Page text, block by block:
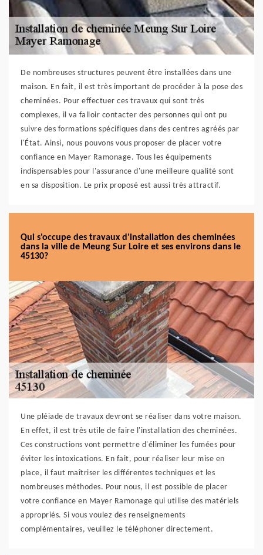
De nombreuses structures peuvent être installées dans une
maison. En fait, il est très important de procéder à la pose des
cheminées. Pour effectuer ces travaux qui sont très
complexes, il va falloir contacter des personnes qui ont pu
suivre des formations spécifiques dans des centres agréés par
l'État. Ainsi, nous pouvons vous proposer de placer votre
confiance en Mayer Ramonage. Tous les équipements
indispensables pour l'assurance d'une meilleure qualité sont
en sa disposition. Le prix proposé est aussi très attractif.
Qui s'occupe des travaux d'installation des cheminées
dans la ville de Meung Sur Loire et ses environs dans le
45130?
Une pléiade de travaux devront se réaliser dans votre maison.
En effet, il est très utile de faire l'installation des cheminées.
Ces constructions vont permettre d'éliminer les fumées pour
éviter les intoxications. En fait, pour réaliser leur mise en
place, il faut maîtriser les différentes techniques et les
nombreuses méthodes. Pour nous, il est possible de placer
votre confiance en Mayer Ramonage qui utilise des matériels
appropriés. Si vous voulez des renseignements
complémentaires, veuillez le téléphoner directement.